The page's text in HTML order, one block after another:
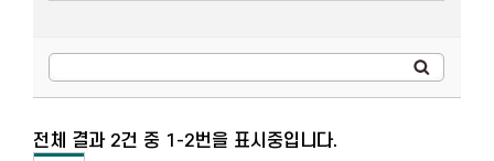
전체 결과 2건 중 1-2번을 표시중입니다.